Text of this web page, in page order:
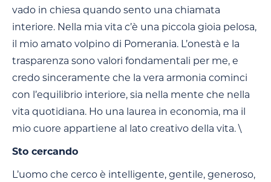
vado in chiesa quando sento una chiamata
interiore. Nella mia vita c’è una piccola gioia pelosa,
il mio amato volpino di Pomerania. L’onestà e la
trasparenza sono valori fondamentali per me, e
credo sinceramente che la vera armonia cominci
con l’equilibrio interiore, sia nella mente che nella
vita quotidiana. Ho una laurea in economia, ma il
mio cuore appartiene al lato creativo della vita. \
Sto cercando
L’uomo che cerco è intelligente, gentile, generoso,